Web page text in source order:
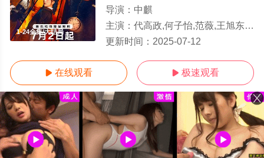
1-24全集/大结局
导演： 中麒
主演： 代高政,何子怡,范薇,王旭东,向婧怡
更新时间： 2025-07-12
 在线观看  极速观看